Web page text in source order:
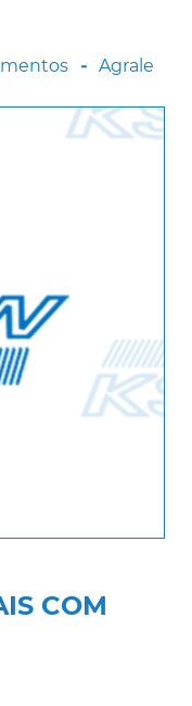
Sinotruck
Volkswagen
Agrale
COM